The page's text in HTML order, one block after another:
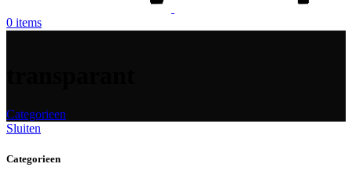
0 items
Categorieen
Sluiten
Categorieen